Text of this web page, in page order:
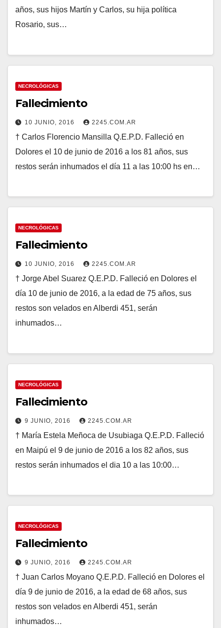
años, sus hijos Martín y Carlos, su hija política
Rosario, sus…
NECROLÓGICAS
Fallecimiento
10 JUNIO, 2016 2245.COM.AR
† Carlos Florencio Mansilla Q.E.P.D. Falleció en
Dolores el 10 de junio de 2016 a los 81 años, sus
restos serán inhumados el día 11 a las 10:00 hs en…
NECROLÓGICAS
Fallecimiento
10 JUNIO, 2016 2245.COM.AR
† Jorge Abel Suarez Q.E.P.D. Falleció en Dolores el
día 10 de junio de 2016, a la edad de 75 años, sus
restos son velados en Alberdi 451, serán
inhumados…
NECROLÓGICAS
Fallecimiento
9 JUNIO, 2016 2245.COM.AR
† María Estela Meñoca de Usubiaga Q.E.P.D. Falleció
en Maipú el 9 de junio de 2016 a los 82 años, sus
restos serán inhumados el dia 10 a las 10:00…
NECROLÓGICAS
Fallecimiento
9 JUNIO, 2016 2245.COM.AR
† Juan Carlos Moyano Q.E.P.D. Falleció en Dolores el
día 9 de junio de 2016, a la edad de 68 años, sus
restos son velados en Alberdi 451, serán
inhumados…